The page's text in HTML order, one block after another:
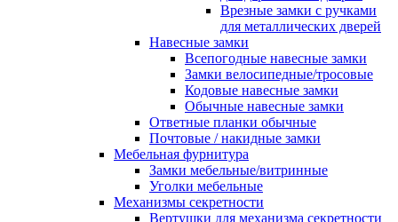
Врезные замки с ручками
для металлических дверей
Навесные замки
Всепогодные навесные замки
Замки велосипедные/тросовые
Кодовые навесные замки
Обычные навесные замки
Ответные планки обычные
Почтовые / накидные замки
Мебельная фурнитура
Замки мебельные/витринные
Уголки мебельные
Механизмы секретности
Вертушки для механизма секретности